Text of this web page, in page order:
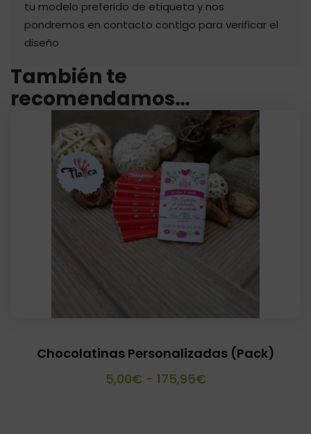
tu modelo preferido de etiqueta y nos
pondremos en contacto contigo para verificar el
diseño
También te
recomendamos…
Chocolatinas Personalizadas (Pack)
5,00€ - 175,95€Rango